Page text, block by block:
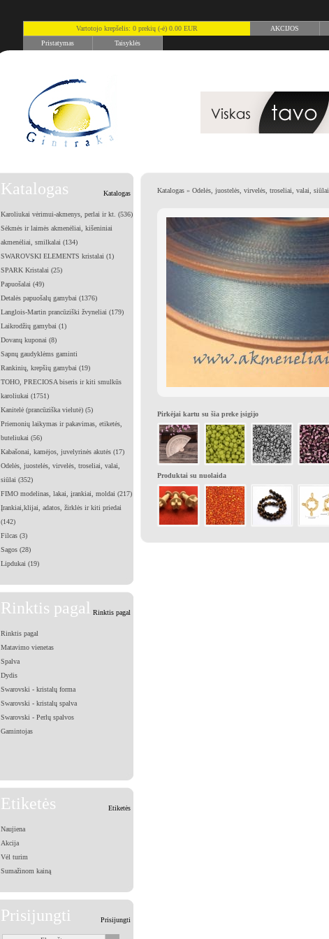
Vartotojo krepšelis: 0 prekių (-ė) 0.00 EUR AKCIJOS
Pristatymas
Taisyklės
Katalogas Katalogas
Karoliukai vėrimui-akmenys, perlai ir kt. (536)
Sėkmės ir laimės akmenėliai, kišeniniai
akmenėliai, smilkalai (134)
SWAROVSKI ELEMENTS kristalai (1)
SPARK Kristalai (25)
Papuošalai (49)
Detalės papuošalų gamybai (1376)
Langlois-Martin prancūziški žvyneliai (179)
Laikrodžių gamybai (1)
Dovanų kuponai (8)
Sapnų gaudyklėms gaminti
Rankinių, krepšių gamybai (19)
TOHO, PRECIOSA biseris ir kiti smulkūs
karoliukai (1751)
Kanitelė (prancūziška vielutė) (5)
Priemonių laikymas ir pakavimas, etiketės,
buteliukai (56)
Kabašonai, kamėjos, juvelyrinės akutės (17)
Odelės, juostelės, virvelės, troseliai, valai,
siūlai (352)
FIMO modelinas, lakai, įrankiai, moldai (217)
Įrankiai,klijai, adatos, žirklės ir kiti priedai
(142)
Filcas (3)
Sagos (28)
Lipdukai (19)
Rinktis pagal Rinktis pagal
Rinktis pagal
Matavimo vienetas
Spalva
Dydis
Swarovski - kristalų forma
Swarovski - kristalų spalva
Swarovski - Perlų spalvos
Gamintojas
Etiketės Etiketės
Naujiena
Akcija
Vėl turim
Sumažinom kainą
Prisijungti Prisijungti
Katalogas » Odelės, juostelės, virvelės, troseliai, valai, siūlai
Pirkėjai kartu su šia preke įsigijo
Produktai su nuolaida